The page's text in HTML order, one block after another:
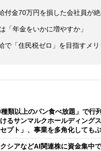
付金70万円を損した会社員が
年金をいかに増やすか」
「住民税ゼロ」を目指すメリ
種類以上のパン食べ放題」で行
るサンマルクホールディング
プト」、事業を多角化しても
シアなどAI関連株に資金集中